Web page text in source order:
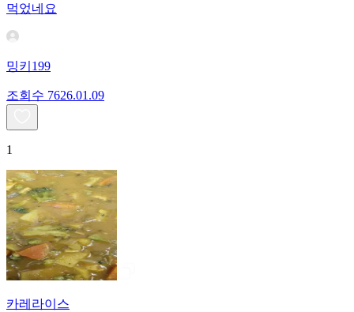
먹었네요
밍키199
조회수 7626.01.09
1
카레라이스